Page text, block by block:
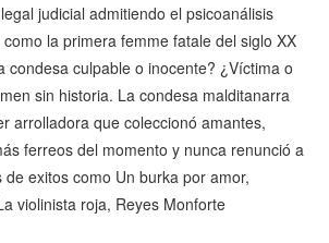
judicial admitiendo el psicoanálisis
la primera femme fatale del siglo XX
condesa culpable o inocente? ¿Víctima o
sin historia. La condesa malditanarra
arrolladora que coleccionó amantes,
ferreos del momento y nunca renunció a
exitos como Un burka por amor,
violinista roja, Reyes Monforte